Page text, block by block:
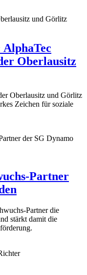
AlphaTec
Oberlausitz
Oberlausitz und Görlitz
Zeichen für soziale
Partner
Partner die
stärkt damit die